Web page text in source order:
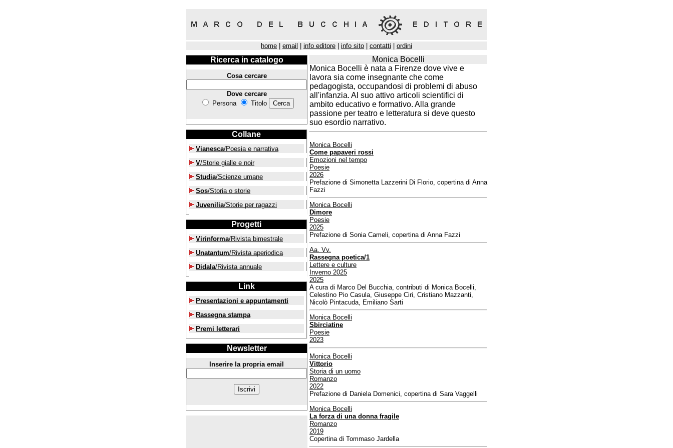
home email info editore info sito contatti ordini
Ricerca in catalogo
Cosa cercare
Dove cercare
Persona
Titolo
Collane
Vianesca/Poesia e narrativa
V/Storie gialle e noir
Studia/Scienze umane
Sos/Storia o storie
Juvenilia/Storie per ragazzi
Progetti
Virinforma/Rivista bimestrale
Unatantum/Rivista aperiodica
Didala/Rivista annuale
Link
Presentazioni e appuntamenti
Rassegna stampa
Premi letterari
Newsletter
Inserire la propria email
Monica Bocelli
Monica Bocelli è nata a Firenze dove vive e
lavora sia come insegnante che come
pedagogista, occupandosi di problemi di abuso
all'infanzia. Al suo attivo articoli scientifici di
ambito educativo e formativo. Alla grande
passione per teatro e letteratura si deve questo
suo esordio narrativo.
Monica Bocelli
Come papaveri rossi
Emozioni nel tempo
Poesie
2026
Prefazione di Simonetta Lazzerini Di Florio, copertina di Anna
Fazzi
Monica Bocelli
Dimore
Poesie
2025
Prefazione di Sonia Cameli, copertina di Anna Fazzi
Aa. Vv.
Rassegna poetica/1
Lettere e culture
Inverno 2025
2025
A cura di Marco Del Bucchia, contributi di Monica Bocelli,
Celestino Pio Casula, Giuseppe Ciri, Cristiano Mazzanti,
Nicolò Pintacuda, Emiliano Sarti
Monica Bocelli
Sbirciatine
Poesie
2023
Monica Bocelli
Vittorio
Storia di un uomo
Romanzo
2022
Prefazione di Daniela Domenici, copertina di Sara Vaggelli
Monica Bocelli
La forza di una donna fragile
Romanzo
2019
Copertina di Tommaso Jardella